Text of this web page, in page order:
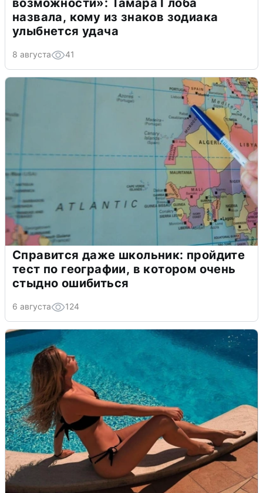
возможности»: Тамара Глоба
назвала, кому из знаков зодиака
улыбнется удача
8 августа 41
Справится даже школьник: пройдите
тест по географии, в котором очень
стыдно ошибиться
6 августа 124